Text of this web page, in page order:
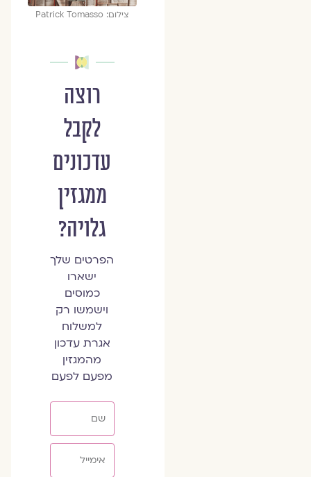
צילום: Patrick Tomasso
רוצה
לקבל
עדכונים
ממגזין
גלויה?
הפרטים שלך
ישארו
כמוסים
וישמשו רק
למשלוח
אגרת עדכון
מהמגזין
מפעם לפעם